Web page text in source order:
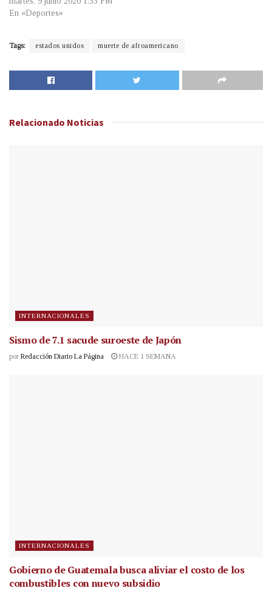
En «Deportes»
Tags: estados unidos muerte de afroamericano
Relacionado Noticias
INTERNACIONALES
Sismo de 7.1 sacude suroeste de Japón
por Redacción Diario La Página HACE 1 SEMANA
INTERNACIONALES
Gobierno de Guatemala busca aliviar el costo de los
combustibles con nuevo subsidio